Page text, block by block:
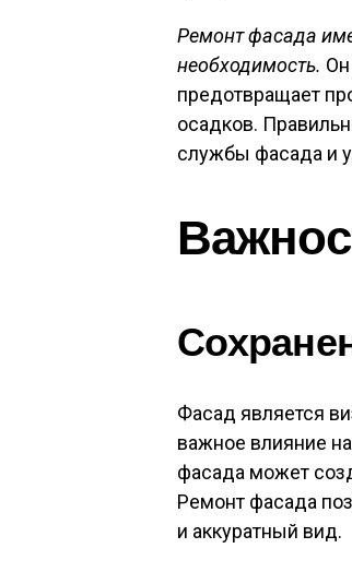
Ремонт фасада
необходимость. Он
предотвращает
осадков.
службы фасада и
Фасад является
важное влияние
фасада может
Ремонт фасада
и аккуратный вид.